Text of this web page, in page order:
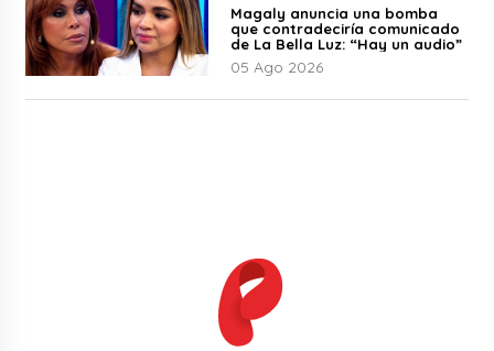
Magaly anuncia una bomba
que contradeciría comunicado
de La Bella Luz: “Hay un audio”
05 Ago 2026